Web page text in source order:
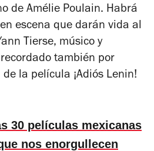
de Amélie Poulain. Habrá
escena que darán vida al
Tierse, músico y
también por
de la película ¡Adiós Lenin!
30 películas mexicanas
nos enorgullecen